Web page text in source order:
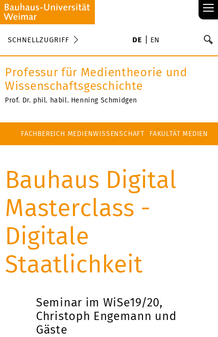
≡
SCHNELLZUGRIFF DE EN
Professur für Medientheorie und
Wissenschaftsgeschichte
Prof. Dr. phil. habil. Henning Schmidgen
FACHBEREICH MEDIENWISSENSCHAFT FAKULTÄT MEDIEN
Bauhaus Digital
Masterclass -
Digitale
Staatlichkeit
Seminar im WiSe19/20,
Christoph Engemann und
Gäste